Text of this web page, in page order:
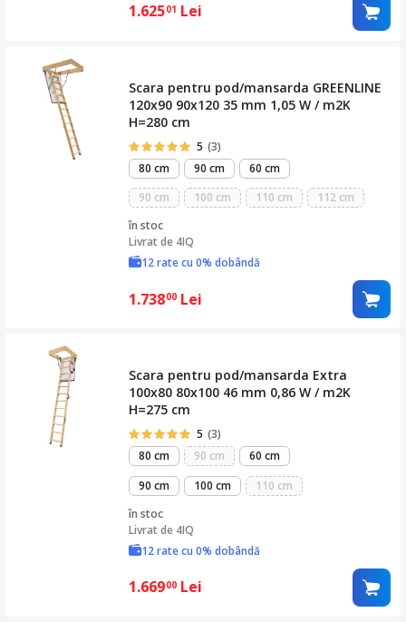
1.62501 Lei
Scara pentru pod/mansarda GREENLINE
120x90 90x120 35 mm 1,05 W / m2K
H=280 cm
5 (3)
80 cm
90 cm
60 cm
90 cm
100 cm 110 cm
112 cm
în stoc
Livrat de 4IQ
12 rate cu 0% dobândă
1.73800 Lei
Scara pentru pod/mansarda Extra
100x80 80x100 46 mm 0,86 W / m2K
H=275 cm
5 (3)
80 cm
90 cm
60 cm
90 cm
100 cm
110 cm
în stoc
Livrat de 4IQ
12 rate cu 0% dobândă
1.66900 Lei